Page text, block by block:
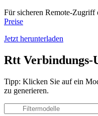
Für sicheren Remote-Zugriff
Preise
Jetzt herunterladen
Rtt Verbindungs-
Tipp: Klicken Sie auf ein
zu generieren.